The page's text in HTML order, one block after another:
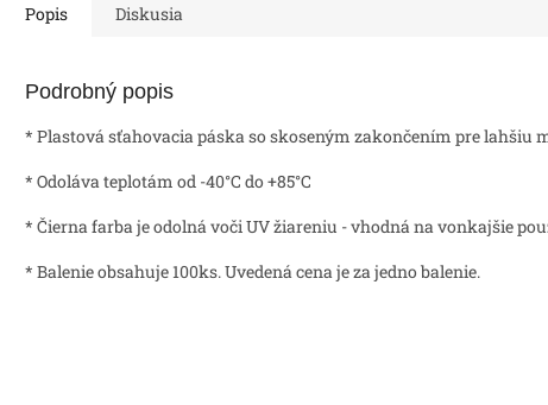
Popis Diskusia
Podrobný popis
* Plastová sťahovacia páska so skoseným zakončením pre lahšiu
* Odoláva teplotám od -40°C do +85°C
* Čierna farba je odolná voči UV žiareniu - vhodná na vonkajšie
* Balenie obsahuje 100ks. Uvedená cena je za jedno balenie.